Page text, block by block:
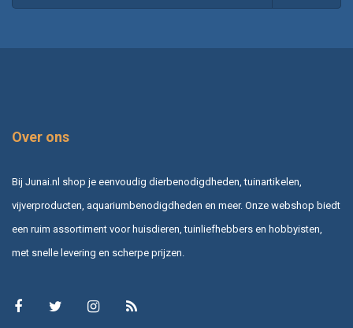
Over ons
Bij Junai.nl shop je eenvoudig dierbenodigdheden, tuinartikelen,
vijverproducten, aquariumbenodigdheden en meer. Onze webshop biedt
een ruim assortiment voor huisdieren, tuinliefhebbers en hobbyisten,
met snelle levering en scherpe prijzen.